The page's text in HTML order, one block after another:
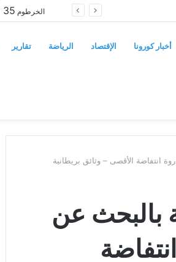
الخرطوم 35
أخبار كورونا الإقتصاد الرياضة تقارير
انتفاضة الأقصى – وثائق بريطانية
بالبحث عن